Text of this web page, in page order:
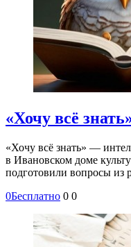
«Хочу всё
«Хочу всё знать» —
в Ивановском доме
подготовили вопросы из
0Бесплатно 0 0